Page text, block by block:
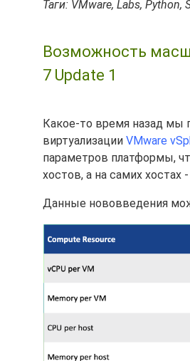
Таги: VMware, Labs, Python,
Возможность
7 Update 1
Какое-то время назад
виртуализации VMware
параметров платформы,
хостов, а на самих
Данные нововведения